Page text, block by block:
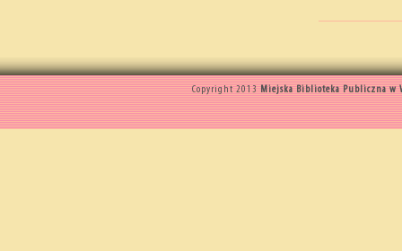
Copyright 2013Miejska Biblioteka Publiczna w